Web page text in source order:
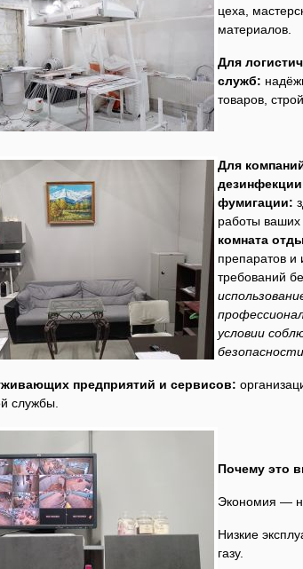
цеха,
материалов.
Для
служб:
товаров,
Для
фумигации:
работы
комната
препаратов и
требований
условии
предприятий и сервисов:
службы.
Почему это
Экономия —
Низкие
газу.